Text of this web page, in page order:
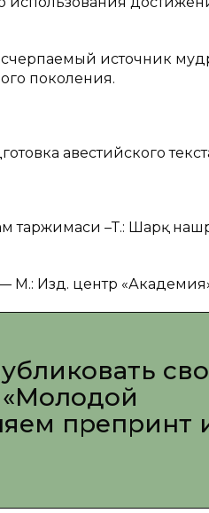
источник
поколения.
авестийского
таржимаси –Т.: Шарқ
Изд. центр
препринт